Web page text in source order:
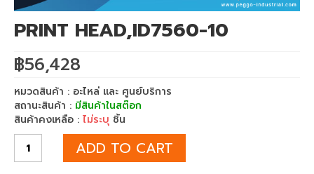
เครื่องพิมพ์สกรีน mimaki ts330 จับคู่
Heatroller 1.7m
Heatroller 1.9m
เครื่องพิมพ์ซับลิเมชั่น Mimaki Tiger600-
1800TS
เครื่องพิมพ์ซับลิเมชั่น Mimaki TS500P-3200
Mimaki DFT
PRINT HEAD,ID7560-10
฿56,428
หมวดสินค้า : อะไหล่ และ ศูนย์บริการ
สถานะสินค้า : มีสินค้าในสต๊อก
สินค้าคงเหลือ : ไม่ระบุ ชิ้น
ADD TO CART